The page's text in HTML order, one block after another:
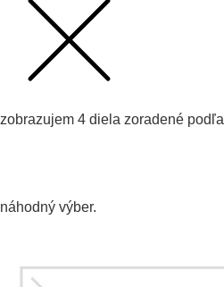
zobrazujem 4 diela zoradené podľa
náhodný výber.